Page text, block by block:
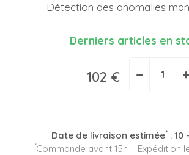
Détection des anomalies
Derniers articles en
102 € − +
Date de livraison estimée*: 10
*Commande avant 15h = Expédition